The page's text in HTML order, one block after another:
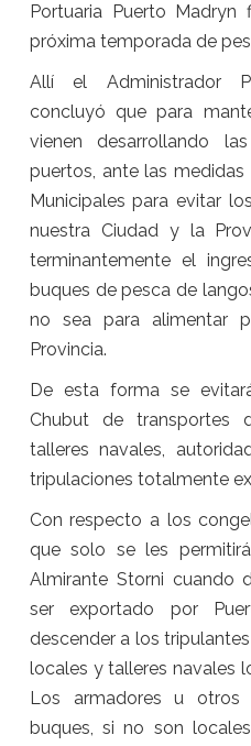
Portuaria Puerto
próxima temporada de
Allí el Administrador
concluyó que para
vienen desarrollando
puertos, ante las medidas
Municipales para evitar
nuestra Ciudad y la
terminantemente el
buques de pesca de
no sea para alimentar
Provincia.
De esta forma se
Chubut de transportes
talleres navales,
tripulaciones totalmente
Con respecto a los
que solo se les
Almirante Storni cuando
ser exportado por
descender a los
locales y talleres navales
Los armadores u otros
buques, si no son